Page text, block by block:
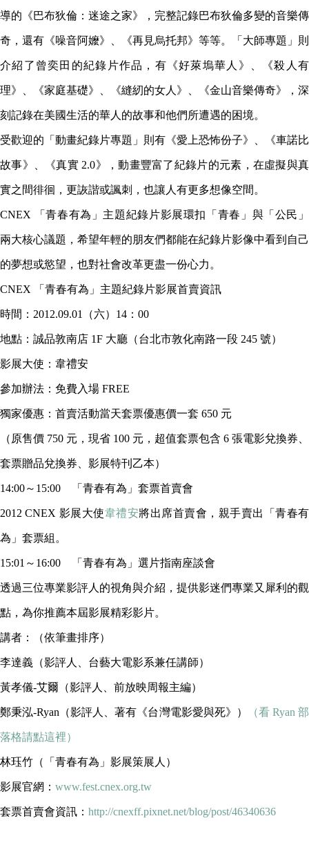
導的《巴布狄倫：迷途之家》，完整記錄巴布狄倫多變的音樂傳
奇，還有《噪音阿嬤》、《再見烏托邦》等等。「大師專題」則
介紹了曾奕田的紀錄片作品，有《好萊塢華人》、《殺人有
理》、《家庭基礎》、《縫紉的女人》、《金山音樂傳奇》，深
刻記錄在美國生活的華人的故事和他們所遭遇的困境。
受歡迎的「動畫紀錄片專題」則有《愛上恐怖份子》、《車諾比
故事》、《真實 2.0》，動畫豐富了紀錄片的元素，在虛擬與真
實之間徘徊，更詼諧或諷刺，也讓人有更多想像空間。
CNEX 「青春有為」主題紀錄片影展環扣「青春」與「公民」
兩大核心議題，希望年輕的朋友們都能在紀錄片影像中看到自己
的夢想或慾望，也對社會改革更盡一份心力。
CNEX 「青春有為」主題紀錄片影展首賣資訊
時間：2012.09.01（六）14：00
地點：誠品敦南店 1F 大廳（台北市敦化南路一段 245 號）
影展大使：韋禮安
參加辦法：免費入場 FREE
獨家優惠：首賣活動當天套票優惠價一套 650 元
（原售價 750 元，現省 100 元，超值套票包含 6 張電影兌換券、
套票贈品兌換券、影展特刊乙本）
14:00～15:00 「青春有為」套票首賣會
2012 CNEX 影展大使韋禮安將出席首賣會，親手賣出「青春有
為」套票組。
15:01～16:00 「青春有為」選片指南座談會
透過三位專業影評人的視角與介紹，提供影迷們專業又犀利的觀
點，為你推薦本屆影展精彩影片。
講者：（依筆畫排序）
李達義（影評人、台藝大電影系兼任講師）
黃孝儀-艾爾（影評人、前放映周報主編）
鄭秉泓-Ryan（影評人、著有《台灣電影愛與死》） （看 Ryan 部
落格請點這裡）
林珏竹（「青春有為」影展策展人）
影展官網： www.fest.cnex.org.tw
套票首賣會資訊： http://cnexff.pixnet.net/blog/post/46340636